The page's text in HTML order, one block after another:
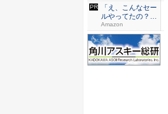
「え、こんなセー
ルやってたの？」
80％O...
Amazon